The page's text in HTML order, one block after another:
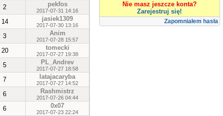
Nie masz jeszcze konta?
Zarejestruj się!
Zapomniałem hasła
2 pekfos
2017-07-31 14:16
14 jasiek1309
2017-07-30 13:16
3 Anim
2017-07-28 15:57
20 tomecki
2017-07-27 19:38
5 PL_Andrev
2017-07-27 18:58
7 latajacaryba
2017-07-27 14:52
6 Rashmistrz
2017-07-26 04:44
6 0x07
2017-07-23 22:24